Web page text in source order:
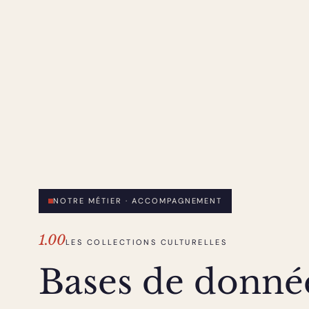
NOTRE MÉTIER · ACCOMPAGNEMENT
1.00LES COLLECTIONS CULTURELLES
Bases de